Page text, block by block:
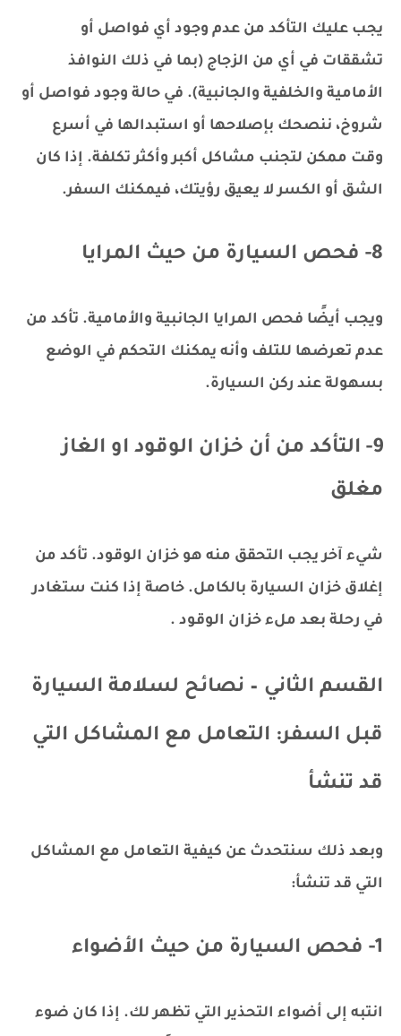
يجب عليك التأكد من عدم وجود أي فواصل أو
تشققات في أي من الزجاج (بما في ذلك النوافذ
الأمامية والخلفية والجانبية). في حالة وجود فواصل أو
شروخ، ننصحك بإصلاحها أو استبدالها في أسرع
وقت ممكن لتجنب مشاكل أكبر وأكثر تكلفة. إذا كان
الشق أو الكسر لا يعيق رؤيتك، فيمكنك السفر.
8- فحص السيارة من حيث المرايا
ويجب أيضًا فحص المرايا الجانبية والأمامية. تأكد من
عدم تعرضها للتلف وأنه يمكنك التحكم في الوضع
بسهولة عند ركن السيارة.
9- التأكد من أن خزان الوقود او الغاز
مغلق
شيء آخر يجب التحقق منه هو خزان الوقود. تأكد من
إغلاق خزان السيارة بالكامل. خاصة إذا كنت ستغادر
في رحلة بعد ملء خزان الوقود .
القسم الثاني – نصائح لسلامة السيارة
قبل السفر: التعامل مع المشاكل التي
قد تنشأ
وبعد ذلك سنتحدث عن كيفية التعامل مع المشاكل
التي قد تنشأ:
1- فحص السيارة من حيث الأضواء
انتبه إلى أضواء التحذير التي تظهر لك. إذا كان ضوء